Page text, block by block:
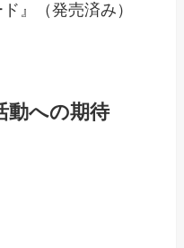
』（発売済み）
動への期待